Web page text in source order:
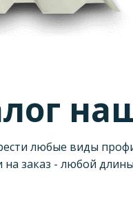
любые виды
на заказ - любой